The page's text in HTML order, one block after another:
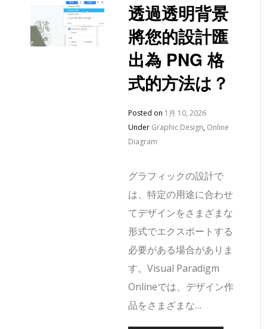
透過透明背景
將您的設計匯
出為 PNG 格
式的方法は？
Posted on 1月 10, 2026
Under Graphic Design, Online
Diagram
グラフィックの設計で
は、特定の用途に合わせ
てデザインをさまざまな
形式でエクスポートする
必要がある場合がありま
す。Visual Paradigm
Onlineでは、デザイン作
品をさまざまな…